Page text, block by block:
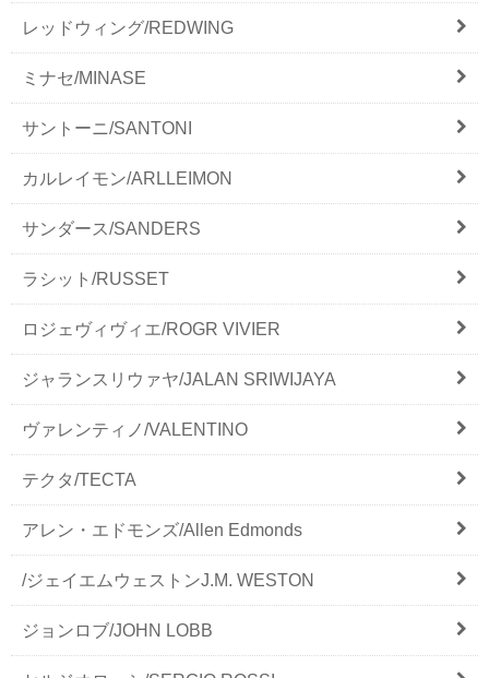
レッドウィング/REDWING
ミナセ/MINASE
サントーニ/SANTONI
カルレイモン/ARLLEIMON
サンダース/SANDERS
ラシット/RUSSET
ロジェヴィヴィエ/ROGR VIVIER
ジャランスリウァヤ/JALAN SRIWIJAYA
ヴァレンティノ/VALENTINO
テクタ/TECTA
アレン・エドモンズ/Allen Edmonds
/ジェイエムウェストンJ.M. WESTON
ジョンロブ/JOHN LOBB